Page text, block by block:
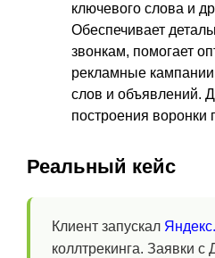
ключевого слова и
Обеспечивает
звонкам, помогает
рекламные
слов и объявлений.
построения воронки
Реальный кейс
Клиент запускал
коллтрекинга. Заявки с